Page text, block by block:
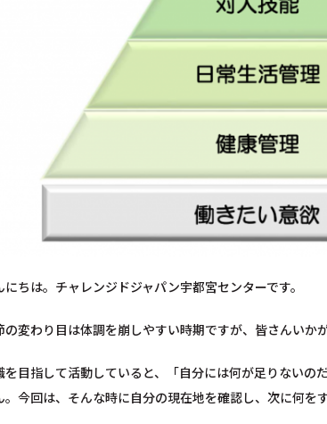
にちは。チャレンジドジャパン宇都宮センターです。
の変わり目は体調を崩しやすい時期ですが、皆さんいか
を目指して活動していると、「自分には何が足りないの
。今回は、そんな時に自分の現在地を確認し、次に何を